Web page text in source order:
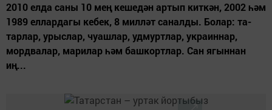
2010 ел­да са­ны 10 мең ке­ше­дән ар­тып кит­кән, 2002 һәм
1989 ел­лар­да­гы ке­бек, 8 мил­ләт са­нал­ды. Бо­лар: та­
тар­лар, урыс­лар, чу­аш­лар, уд­мурт­лар, ук­ра­ин­нар,
морд­ва­лар, ма­ри­лар һәм баш­корт­лар. Сан ягын­нан
иң...